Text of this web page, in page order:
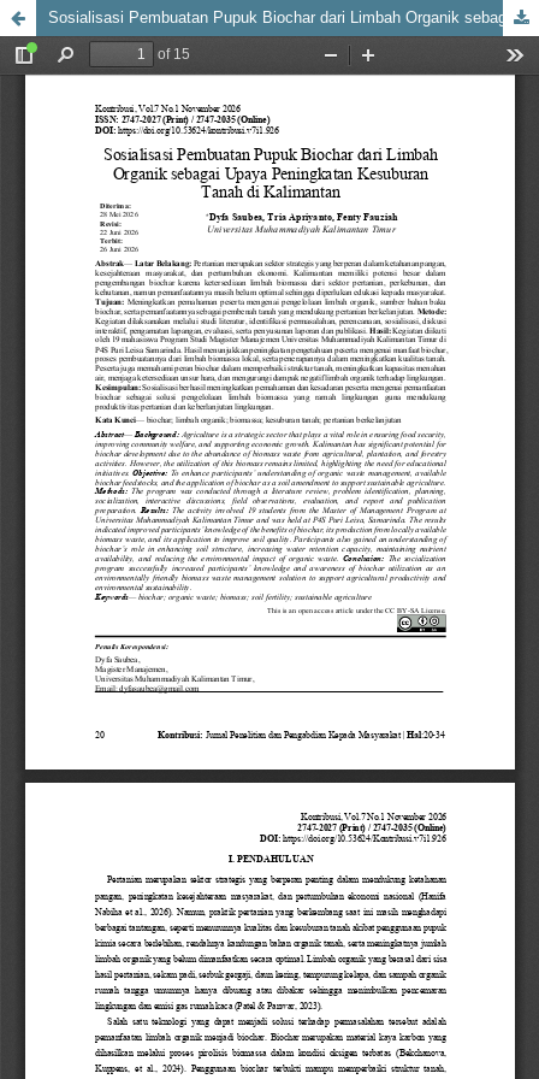
Sosialisasi Pembuatan Pupuk Biochar dari Limbah Organik sebagai Upaya Peningkatan Kesuburan Tanah di Kalimantan